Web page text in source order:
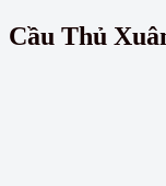
Cầu Thủ